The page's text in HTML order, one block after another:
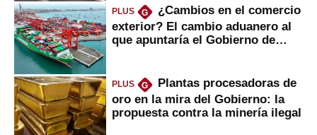
PLUS G
¿Cambios en el comercio
exterior? El cambio aduanero al
que apuntaría el Gobierno de
PLUS G
Plantas procesadoras de
oro en la mira del Gobierno: la
propuesta contra la minería ilegal